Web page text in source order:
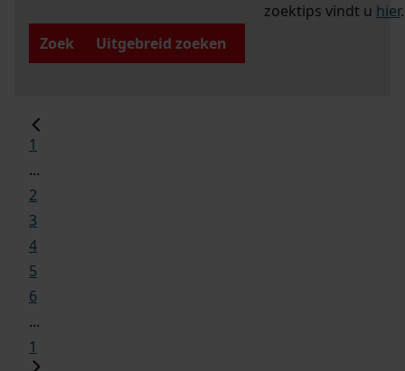
zoektips vindt u hier.
Zoek
Uitgebreid zoeken
1
...
2
3
4
5
6
...
1